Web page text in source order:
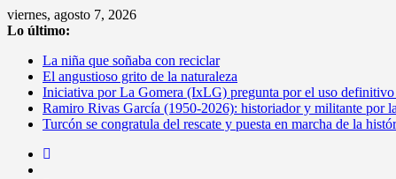
Saltar
al
viernes, agosto 7, 2026
Lo último:
La niña que soñaba con reciclar
El angustioso grito de la naturaleza
Iniciativa por La Gomera (IxLG) pregunta por el uso definitivo
Ramiro Rivas García (1950-2026): historiador y militante por
Turcón se congratula del rescate y puesta en marcha de la